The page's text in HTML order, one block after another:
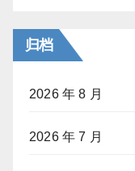
归档
2026 年 8 月
2026 年 7 月